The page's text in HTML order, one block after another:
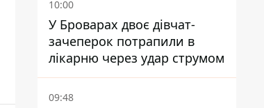
10:00
У Броварах двоє дівчат-
зачеперок потрапили в
лікарню через удар струмом
09:48